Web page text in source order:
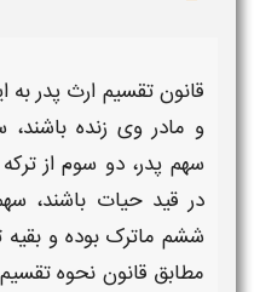
قانون تقسیم ارث پدربه
و مادر وی زنده باشند،
سهم پدر، دو سوم از
در قید حیات باشند،
ششم ماترک بوده و بقیه
مطابق قانون نحوه